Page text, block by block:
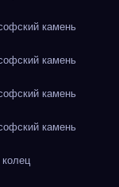
камень
камень
камень
камень